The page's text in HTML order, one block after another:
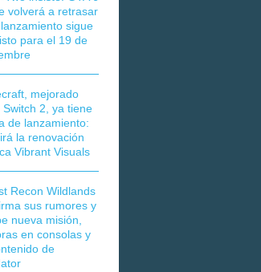
volverá a retrasar
sigue
para el 19 de
mejorado
Switch 2, ya tiene
de lanzamiento:
la renovación
Vibrant Visuals
Recon Wildlands
sus rumores y
nueva misión,
en consolas y
de